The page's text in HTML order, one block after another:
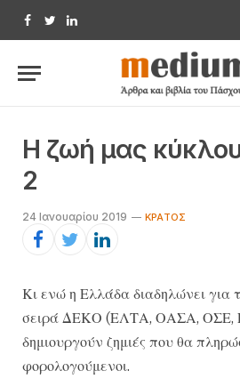
Facebook
TwitterLinkedIn
Η ζωή μας
2
24 Ιανουαρίου 2019 ΚΡΆΤΟΣ
Κι ενώ η Ελλάδα διαδηλώνει για
σειρά ΔΕΚΟ (ΕΛΤΑ, ΟΑΣΑ, ΟΣΕ,
δημιουργούν ζημιές που θα
φορολογούμενοι.